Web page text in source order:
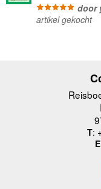
door
artikel gekocht
T:
E